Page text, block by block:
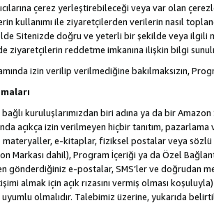
çerez yerleştirebileceği veya var olan
kullanımı ile ziyaretçilerden verilerin nasıl
Sitenizde doğru ve yeterli bir şekilde veya ilgili
ziyaretçilerin reddetme imkanına ilişkin bilgi
izin verilip verilmediğine bakılmaksızın,
kuruluşlarımızdan biri adına ya da bir
açıkça izin verilmeyen hiçbir tanıtım,
materyaller, e-kitaplar, fiziksel postalar veya sözlü
Markası dahil), Program İçeriği ya da Özel
gönderdiğiniz e-postalar, SMS’ler ve doğrudan
almak için açık rızasını vermiş olması
olmalıdır. Talebimiz üzerine, yukarıda